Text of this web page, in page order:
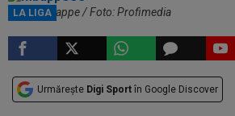
LA LIGA
Kylian Mbappe / Foto: Profimedia
Urmărește Digi Sport în Google Discover